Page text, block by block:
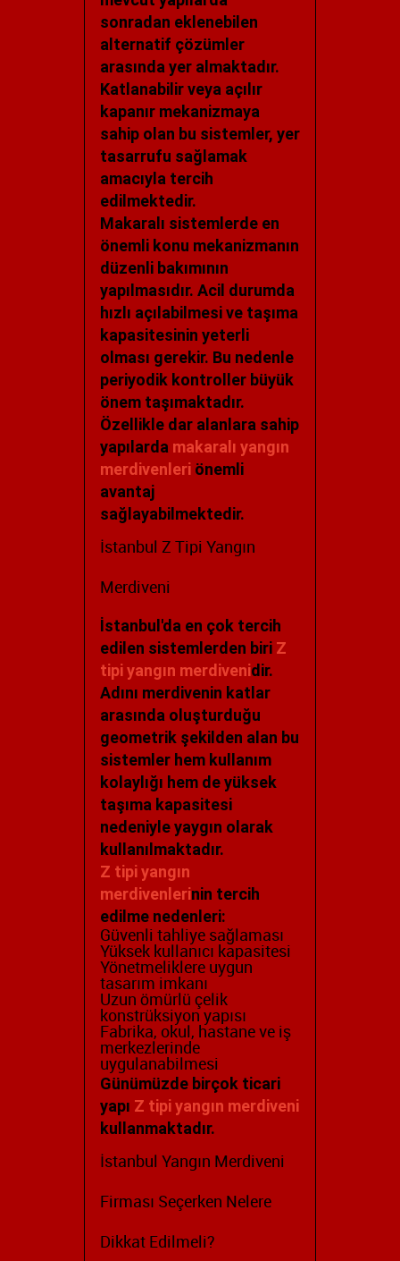
sonradan eklenebilen
alternatif çözümler
arasında yer almaktadır.
Katlanabilir veya açılır
kapanır mekanizmaya
sahip olan bu sistemler, yer
tasarrufu sağlamak
amacıyla tercih
edilmektedir.
Makaralı sistemlerde en
önemli konu mekanizmanın
düzenli bakımının
yapılmasıdır. Acil durumda
hızlı açılabilmesi ve taşıma
kapasitesinin yeterli
olması gerekir. Bu nedenle
periyodik kontroller büyük
önem taşımaktadır.
Özellikle dar alanlara sahip
yapılarda makaralı yangın
merdivenleri önemli
avantaj
sağlayabilmektedir.
İstanbul Z Tipi Yangın
Merdiveni
İstanbul'da en çok tercih
edilen sistemlerden biri Z
tipi yangın merdivenidir.
Adını merdivenin katlar
arasında oluşturduğu
geometrik şekilden alan bu
sistemler hem kullanım
kolaylığı hem de yüksek
taşıma kapasitesi
nedeniyle yaygın olarak
kullanılmaktadır.
Z tipi yangın
merdivenlerinin tercih
edilme nedenleri:
Güvenli tahliye sağlaması
Yüksek kullanıcı kapasitesi
Yönetmeliklere uygun
tasarım imkanı
Uzun ömürlü çelik
konstrüksiyon yapısı
Fabrika, okul, hastane ve iş
merkezlerinde
uygulanabilmesi
Günümüzde birçok ticari
yapı Z tipi yangın merdiveni
kullanmaktadır.
İstanbul Yangın Merdiveni
Firması Seçerken Nelere
Dikkat Edilmeli?